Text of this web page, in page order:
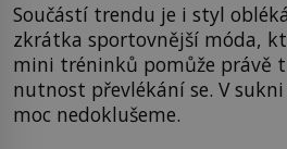
Součástí trendu je i styl
zkrátka sportovnější móda,
mini tréninků pomůže právě
nutnost převlékání se. V
moc nedoklušeme.